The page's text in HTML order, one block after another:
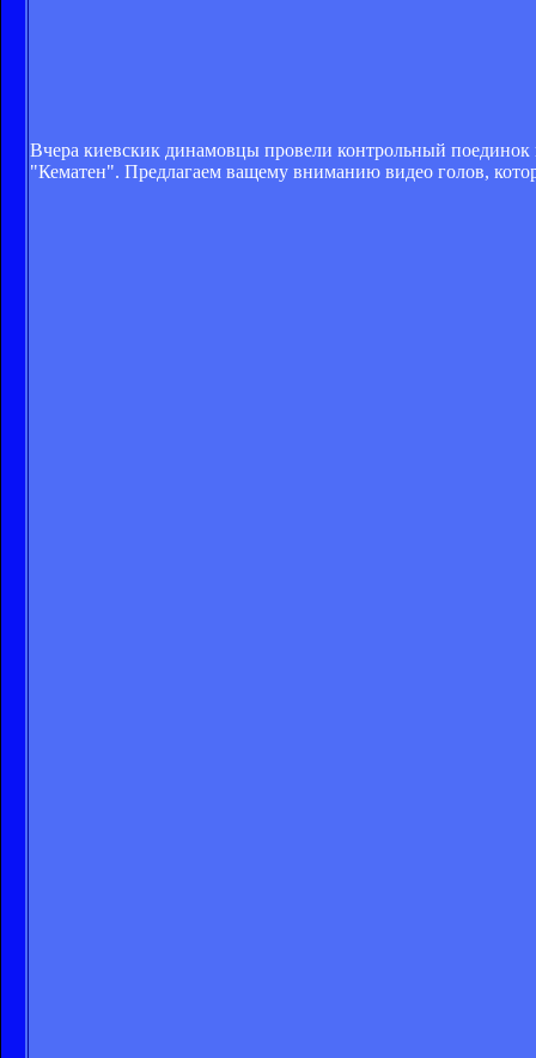
Вчера киевскик динамовцы провели контрольный
"Кематен". Предлагаем ващему вниманию видео голов,